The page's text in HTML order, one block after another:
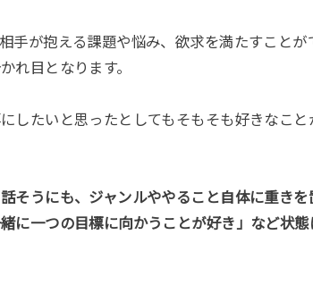
手が抱える課題や悩み、欲求を満たすこと
れ目となります。
したいと思ったとしてもそもそも好きなこ
そうにも、ジャンルややること自体に重き
に一つの目標に向かうことが好き」など状